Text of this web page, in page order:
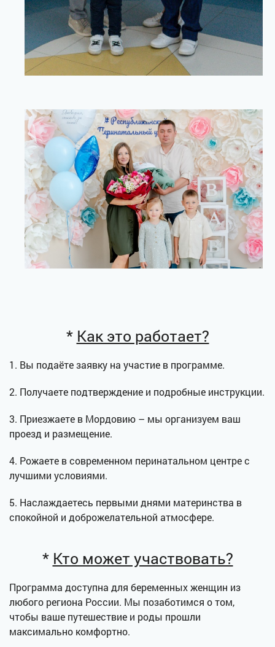
* Как это работает?
1. Вы подаёте заявку на участие в программе.
2. Получаете подтверждение и подробные инструкции.
3. Приезжаете в Мордовию – мы организуем ваш
проезд и размещение.
4. Рожаете в современном перинатальном центре с
лучшими условиями.
5. Наслаждаетесь первыми днями материнства в
спокойной и доброжелательной атмосфере.
* Кто может участвовать?
Программа доступна для беременных женщин из
любого региона России. Мы позаботимся о том,
чтобы ваше путешествие и роды прошли
максимально комфортно.